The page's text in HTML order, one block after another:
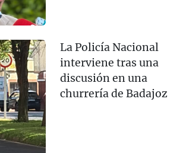
La Policía Nacional
interviene tras una
discusión en una
churrería de Badajoz